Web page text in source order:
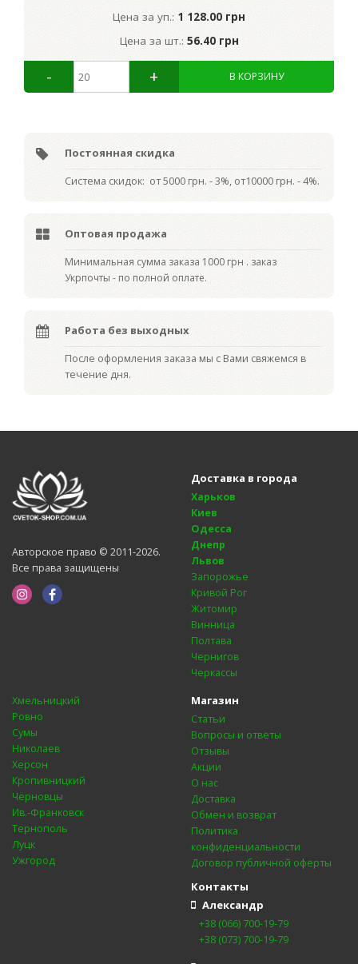
Цена за уп.: 1 128.00 грн
Цена за шт.: 56.40 грн
Постоянная скидка
Система скидок: от 5000 грн. - 3%, от10000 грн. - 4%.
Оптовая продажа
Минимальная сумма заказа 1000 грн . заказ
Укрпочты - по полной оплате.
Работа без выходных
После оформления заказа мы с Вами свяжемся в
течение дня.
Авторское право © 2011-2026.
Все права защищены
Доставка в города
Харьков
Киев
Одесса
Днепр
Львов
Запорожье
Кривой Рог
Житомир
Винница
Полтава
Чернигов
Черкассы
Хмельницкий
Ровно
Сумы
Николаев
Херсон
Кропивницкий
Черновцы
Ив.-Франковск
Тернополь
Луцк
Ужгород
Магазин
Статьи
Вопросы и ответы
Отзывы
Акции
О нас
Доставка
Обмен и возврат
Политика
конфиденциальности
Договор публичной оферты
Контакты
Александр
+38 (066) 700-19-79
+38 (073) 700-19-79